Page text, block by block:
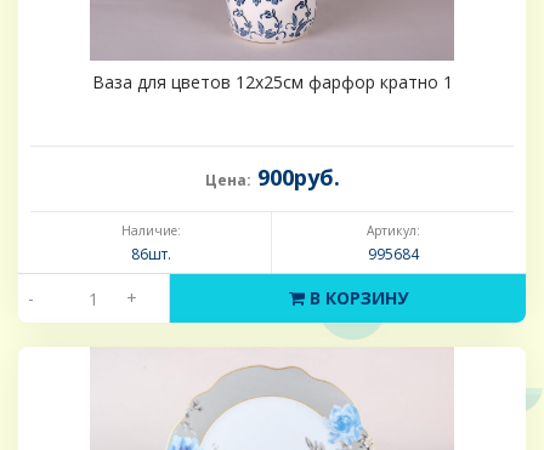
Ваза для цветов 12х25см фарфор кратно 1
Цена: 900руб.
Наличие:
86шт.
Артикул:
995684
- + В КОРЗИНУ